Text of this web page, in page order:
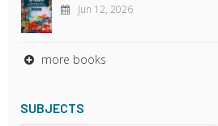
Jun 12, 2026
more books
SUBJECTS